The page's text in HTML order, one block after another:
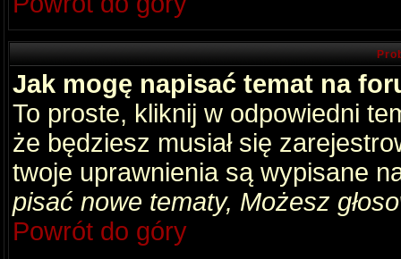
Jak mogę napisać temat na
To proste, kliknij w odpowiedni
że będziesz musiał się
twoje uprawnienia są wypisane
pisać nowe tematy, Możesz
Powrót do góry